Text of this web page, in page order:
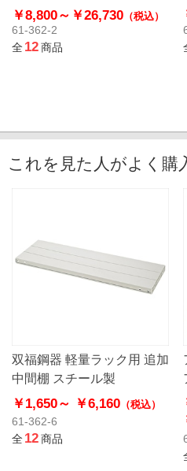
ル製
￥8,800～ ￥26,730 （税込）
61-362-2
全12商品
これを見た人がよく購
双福鋼器 軽量ラック用 追加
中間棚 スチール製
￥1,650～ ￥6,160 （税込）
61-362-6
全12商品